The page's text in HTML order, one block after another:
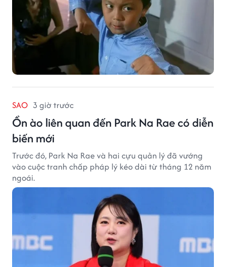
SAO 3 giờ trước
Ồn ào liên quan đến Park Na Rae có diễn
biến mới
Trước đó, Park Na Rae và hai cựu quản lý đã vướng
vào cuộc tranh chấp pháp lý kéo dài từ tháng 12 năm
ngoái.